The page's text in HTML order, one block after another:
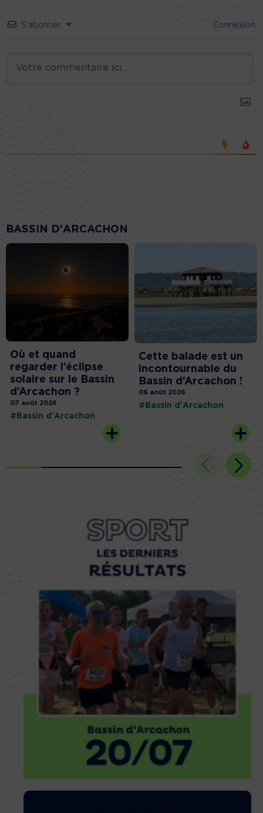
S’abonner Connexion
BASSIN D'ARCACHON
Où et quand
regarder l’éclipse
solaire sur le Bassin
d’Arcachon ?
07 août 2026
#Bassin d'Arcachon
Cette balade est un
incontournable du
Bassin d’Arcachon !
06 août 2026
#Bassin d'Arcachon